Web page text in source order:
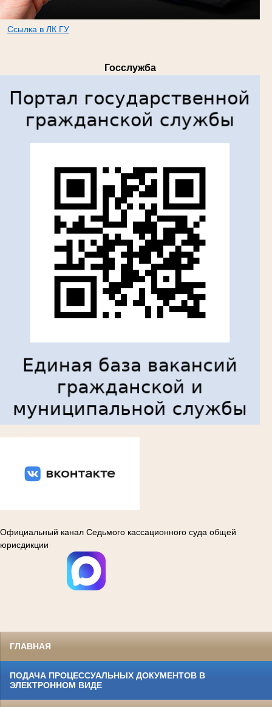
Ссылка в ЛК ГУ
Госслужба
Официальный канал Седьмого кассационного суда общей
юрисдикции
ГЛАВНАЯ
ПОДАЧА ПРОЦЕССУАЛЬНЫХ ДОКУМЕНТОВ В
ЭЛЕКТРОННОМ ВИДЕ